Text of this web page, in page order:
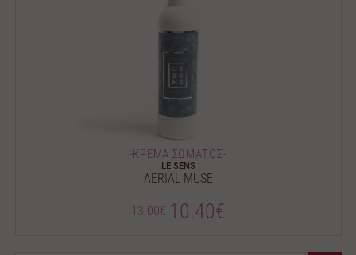
-ΚΡΕΜΑ ΣΩΜΑΤΟΣ-
LE SENS
AERIAL MUSE
13.00€ 10.40€